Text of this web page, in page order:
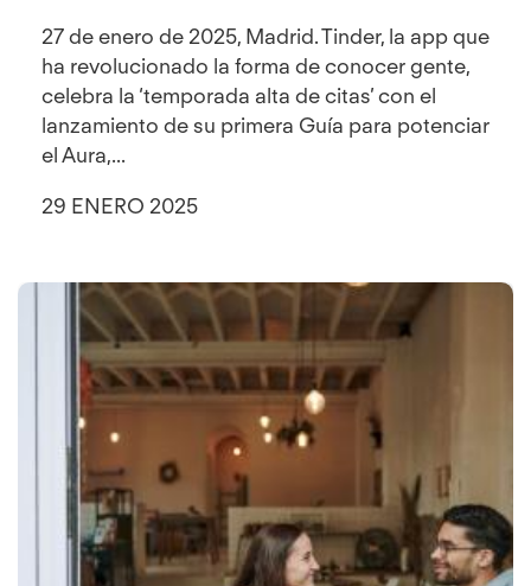
27 de enero de 2025, Madrid. Tinder, la app que
ha revolucionado la forma de conocer gente,
celebra la ‘temporada alta de citas’ con el
lanzamiento de su primera Guía para potenciar
el Aura,...
29 ENERO 2025